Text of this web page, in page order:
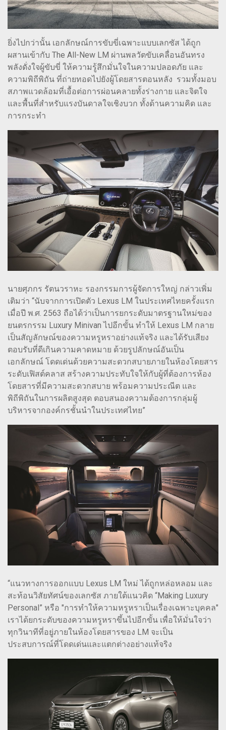
ยิ่งไปกว่านั้น เอกลักษณ์การขับขี่เฉพาะแบบเลกซัส ได้ถูก
ผสานเข้ากับ The All-New LM ผ่านพลวัตขับเคลื่อนอันทรง
พลังดั่งใจผู้ขับขี่ ให้ความรู้สึกมั่นใจในความปลอดภัย และ
ความพิถีพิถัน ที่ถ่ายทอดไปยังผู้โดยสารตอนหลัง รวมทั้งมอบ
สภาพแวดล้อมที่เอื้อต่อการผ่อนคลายทั้งร่างกาย และจิตใจ
และพื้นที่สำหรับแรงบันดาลใจเชิงบวก ทั้งด้านความคิด และ
การกระทำ
นายศุภกร รัตนวราหะ รองกรรมการผู้จัดการใหญ่ กล่าวเพิ่ม
เติมว่า “นับจากการเปิดตัว Lexus LM ในประเทศไทยครั้งแรก
เมื่อปี พ.ศ. 2563 ถือได้ว่าเป็นการยกระดับมาตรฐานใหม่ของ
ยนตรกรรม Luxury Minivan ไปอีกขั้น ทำให้ Lexus LM กลาย
เป็นสัญลักษณ์ของความหรูหราอย่างแท้จริง และได้รับเสียง
ตอบรับที่ดีเกินความคาดหมาย ด้วยรูปลักษณ์อันเป็น
เอกลักษณ์ โดดเด่นด้วยความสะดวกสบายภายในห้องโดยสาร
ระดับเฟิสต์คลาส สร้างความประทับใจให้กับผู้ที่ต้องการห้อง
โดยสารที่มีความสะดวกสบาย พร้อมความประณีต และ
พิถีพิถันในการผลิตสูงสุด ตอบสนองความต้องการกลุ่มผู้
บริหารจากองค์กรชั้นนำในประเทศไทย”
“แนวทางการออกแบบ Lexus LM ใหม่ ได้ถูกหล่อหลอม และ
สะท้อนวิสัยทัศน์ของเลกซัส ภายใต้แนวคิด “Making Luxury
Personal” หรือ "การทำให้ความหรูหราเป็นเรื่องเฉพาะบุคคล"
เราได้ยกระดับของความหรูหราขึ้นไปอีกขั้น เพื่อให้มั่นใจว่า
ทุกวินาทีที่อยู่ภายในห้องโดยสารของ LM จะเป็น
ประสบการณ์ที่โดดเด่นและแตกต่างอย่างแท้จริง